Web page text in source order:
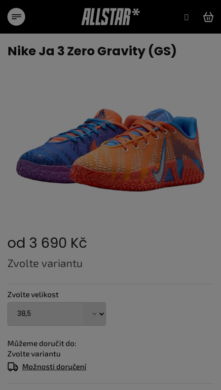
obsah
Nike Ja 3 Zero Gravity (GS)
od 3 690 Kč
Měrná
cena:
Zvolte variantu
Zvolte velikost
Můžeme doručit do:
Zvolte variantu
Možnosti doručení